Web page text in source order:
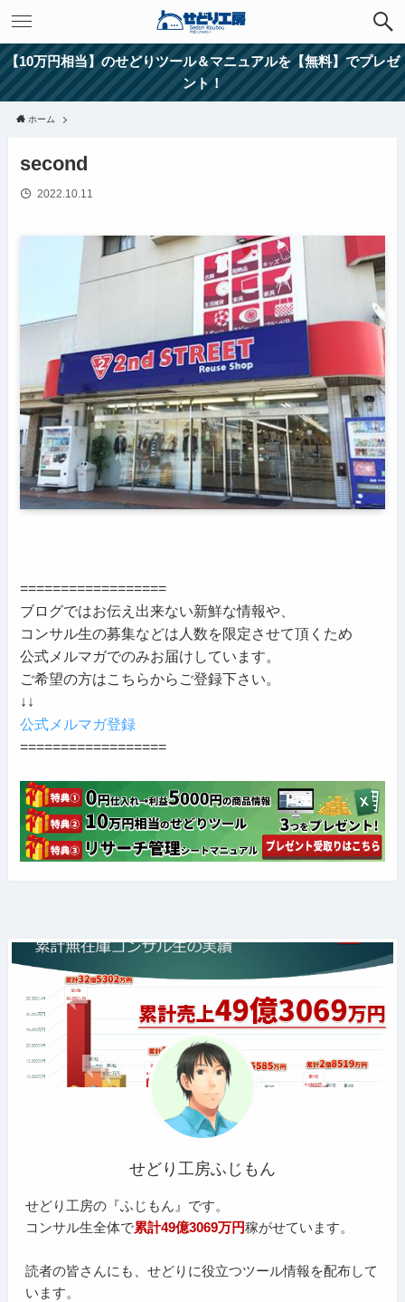
【10万円相当】のせどりツール＆マニュアルを【無料】でプレゼ
ント！
ホーム
second
2022.10.11
==================
ブログではお伝え出来ない新鮮な情報や、
コンサル生の募集などは人数を限定させて頂くため
公式メルマガでのみお届けしています。
ご希望の方はこちらからご登録下さい。
↓↓
公式メルマガ登録
==================
せどり工房ふじもん
せどり工房の『ふじもん』です。
コンサル生全体で累計49億3069万円稼がせています。
読者の皆さんにも、せどりに役立つツール情報を配布して
います。